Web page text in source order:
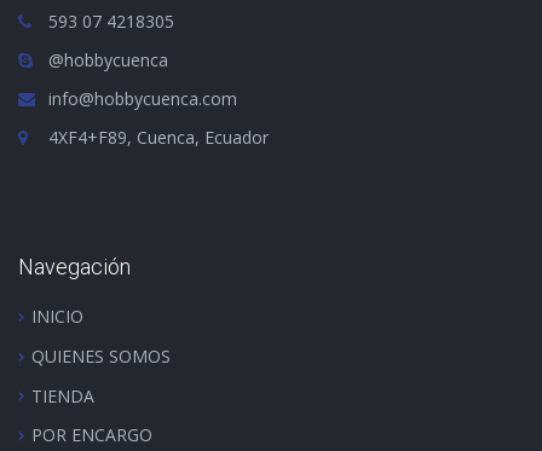
593 07 4218305
@hobbycuenca
info@hobbycuenca.com
4XF4+F89, Cuenca, Ecuador
Navegación
INICIO
QUIENES SOMOS
TIENDA
POR ENCARGO